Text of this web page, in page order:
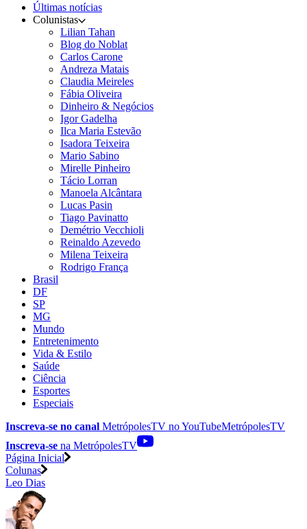
Últimas notícias
Colunistas
Lilian Tahan
Blog do Noblat
Carlos Carone
Andreza Matais
Claudia Meireles
Fábia Oliveira
Dinheiro & Negócios
Igor Gadelha
Ilca Maria Estevão
Isadora Teixeira
Mario Sabino
Mirelle Pinheiro
Tácio Lorran
Manoela Alcântara
Lucas Pasin
Tiago Pavinatto
Demétrio Vecchioli
Reinaldo Azevedo
Milena Teixeira
Rodrigo França
Brasil
DF
SP
MG
Mundo
Entretenimento
Vida & Estilo
Saúde
Ciência
Esportes
Especiais
Inscreva-se no canal MetrópolesTV noYouTubeMetrópolesTV
Inscreva-se na MetrópolesTV
Página Inicial
Colunas
Leo Dias